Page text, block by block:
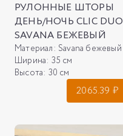
РУЛОННЫЕ ШТОРЫ
ДЕНЬ/НОЧЬ CLIC DUO
SAVANA БЕЖЕВЫЙ
Материал: Savana бежевый
Ширина: 35 см
Высота: 30 см
2065.39 ₽